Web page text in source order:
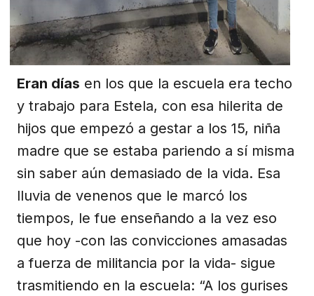
Eran días en los que la escuela era techo
y trabajo para Estela, con esa hilerita de
hijos que empezó a gestar a los 15, niña
madre que se estaba pariendo a sí misma
sin saber aún demasiado de la vida. Esa
lluvia de venenos que le marcó los
tiempos, le fue enseñando a la vez eso
que hoy -con las convicciones amasadas
a fuerza de militancia por la vida- sigue
trasmitiendo en la escuela: “A los gurises